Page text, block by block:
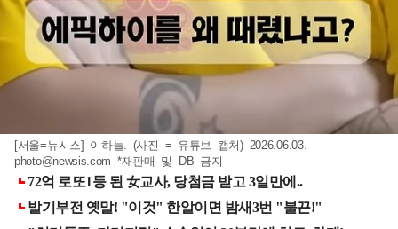
[서울=뉴시스] 이하늘. (사진 = 유튜브 캡처) 2026.06.03.
photo@newsis.com *재판매 및 DB 금지